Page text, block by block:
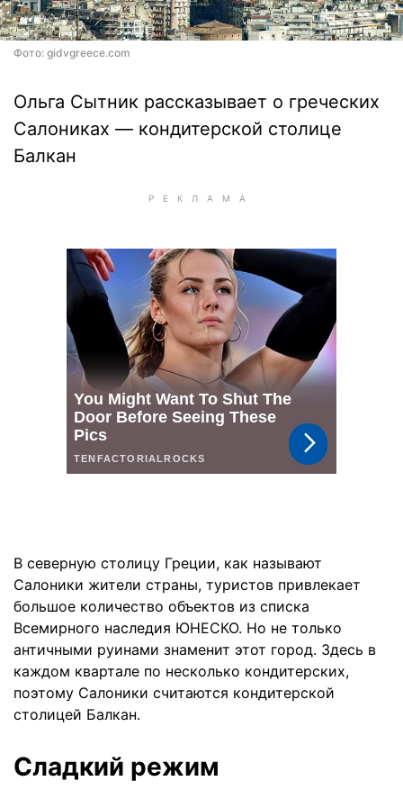
Фото: gidvgreece.com
Ольга Сытник рассказывает о греческих
Салониках — кондитерской столице
Балкан
В северную столицу Греции, как называют
Салоники жители страны, туристов привлекает
большое количество объектов из списка
Всемирного наследия ЮНЕСКО. Но не только
античными руинами знаменит этот город. Здесь в
каждом квартале по несколько кондитерских,
поэтому Салоники считаются кондитерской
столицей Балкан.
Сладкий режим